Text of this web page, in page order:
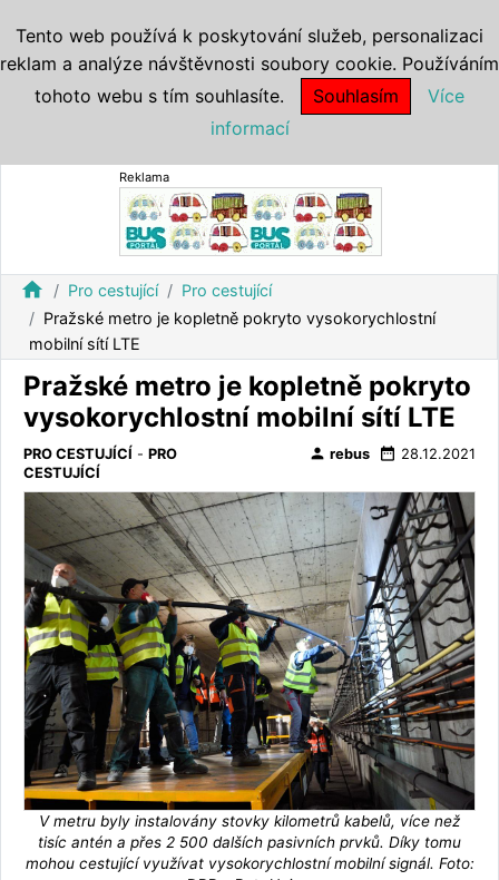
Reklama
home Pro cestující
Pro cestující
Pražské metro je kopletně pokryto vysokorychlostní
mobilní sítí LTE
Pražské metro je kopletně pokryto
vysokorychlostní mobilní sítí LTE
PRO CESTUJÍCÍ - PRO
CESTUJÍCÍ
person rebus date_range 28.12.2021
V metru byly instalovány stovky kilometrů kabelů, více než
tisíc antén a přes 2 500 dalších pasivních prvků. Díky tomu
mohou cestující využívat vysokorychlostní mobilní signál. Foto:
Tento web používá k poskytování služeb, personalizaci
reklam a analýze návštěvnosti soubory cookie. Používáním
tohoto webu s tím souhlasíte.
Souhlasím
Více
informací